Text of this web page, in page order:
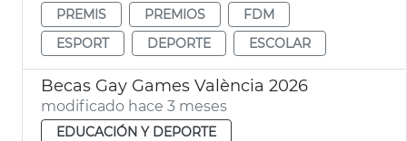
PREMIS
PREMIOS
FDM
ESPORT
DEPORTE ESCOLAR
Becas Gay Games València 2026
modificado hace 3 meses
EDUCACIÓN Y DEPORTE